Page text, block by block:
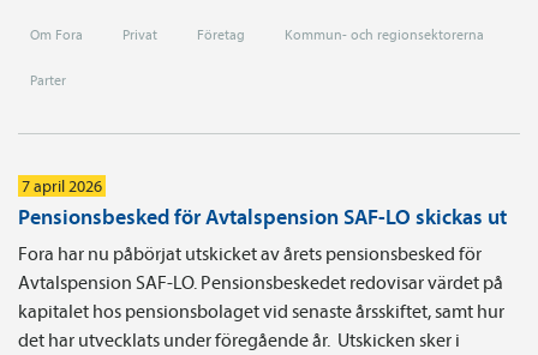
Om Fora Privat Företag Kommun- och regionsektorerna
Parter
7 april 2026
Pensionsbesked för Avtalspension SAF-LO skickas ut
Fora har nu påbörjat utskicket av årets pensionsbesked för
Avtalspension SAF-LO. Pensionsbeskedet redovisar värdet på
kapitalet hos pensionsbolaget vid senaste årsskiftet, samt hur
det har utvecklats under föregående år. Utskicken sker i